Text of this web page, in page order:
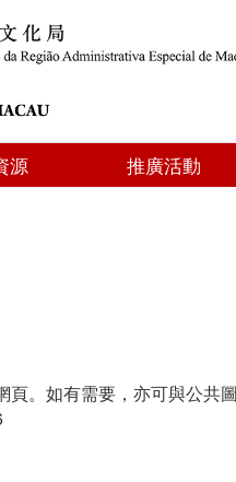
源 推廣活動
頁。如有需要，亦可與公共